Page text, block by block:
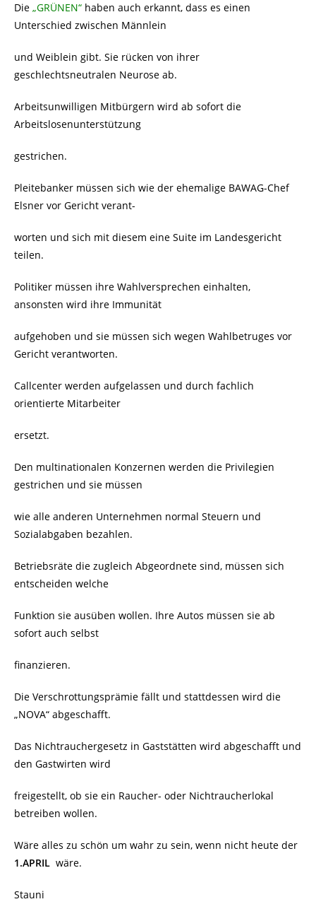
Die „GRÜNEN“ haben auch erkannt, dass es einen
Unterschied zwischen Männlein
und Weiblein gibt. Sie rücken von ihrer
geschlechtsneutralen Neurose ab.
Arbeitsunwilligen Mitbürgern wird ab sofort die
Arbeitslosenunterstützung
gestrichen.
Pleitebanker müssen sich wie der ehemalige BAWAG-Chef
Elsner vor Gericht verant-
worten und sich mit diesem eine Suite im Landesgericht
teilen.
Politiker müssen ihre Wahlversprechen einhalten,
ansonsten wird ihre Immunität
aufgehoben und sie müssen sich wegen Wahlbetruges vor
Gericht verantworten.
Callcenter werden aufgelassen und durch fachlich
orientierte Mitarbeiter
ersetzt.
Den multinationalen Konzernen werden die Privilegien
gestrichen und sie müssen
wie alle anderen Unternehmen normal Steuern und
Sozialabgaben bezahlen.
Betriebsräte die zugleich Abgeordnete sind, müssen sich
entscheiden welche
Funktion sie ausüben wollen. Ihre Autos müssen sie ab
sofort auch selbst
finanzieren.
Die Verschrottungsprämie fällt und stattdessen wird die
„NOVA“ abgeschafft.
Das Nichtrauchergesetz in Gaststätten wird abgeschafft und
den Gastwirten wird
freigestellt, ob sie ein Raucher- oder Nichtraucherlokal
betreiben wollen.
Wäre alles zu schön um wahr zu sein, wenn nicht heute der
1.APRIL wäre.
Stauni